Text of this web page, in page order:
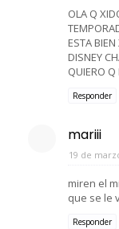
OLA Q
ESTA
DISNEY
QUIERO Q
Responder
mariii
19 de
miren el
que se le
Responder